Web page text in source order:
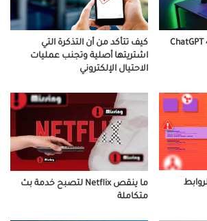
كيف تتأكد من أن التذكرة التي
اشتريتها أصلية وتجنب عمليات
الاحتيال الإلكتروني
ما ينقص Netflix لتصبح خدمة بث
متكاملة